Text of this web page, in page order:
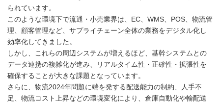
られています。
このような環境下で流通・小売業界は、EC、WMS、POS、物流管
理、顧客管理など、サプライチェーン全体の業務をデジタル化し
効率化してきました。
しかし、これらの周辺システムが増えるほど、基幹システムとの
データ連携の複雑化が進み、リアルタイム性・正確性・拡張性を
確保することが大きな課題となっています。
さらに、物流2024年問題に端を発する配送能力の制約、人手不
足、物流コスト上昇などの環境変化により、倉庫自動化や輸配送